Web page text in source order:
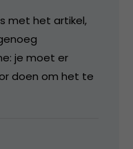
met het artikel,
je moet er
doen om het te